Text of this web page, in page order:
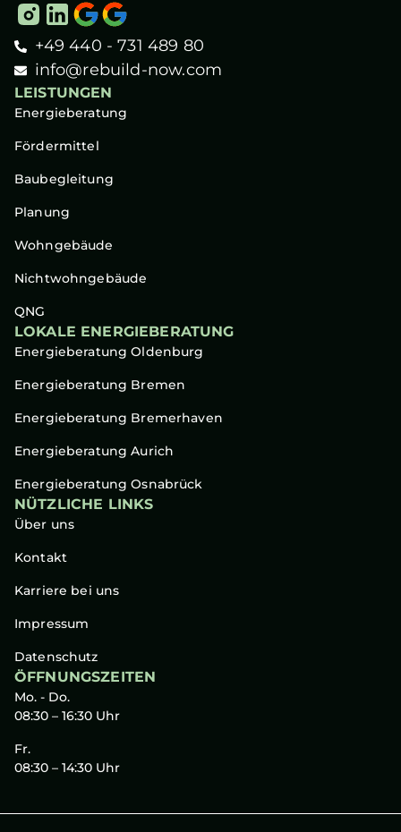
+49 440 - 731 489 80
info@rebuild-now.com
LEISTUNGEN
Energieberatung
Fördermittel
Baubegleitung
Planung
Wohngebäude
Nichtwohngebäude
QNG
LOKALE ENERGIEBERATUNG
Energieberatung Oldenburg
Energieberatung Bremen
Energieberatung Bremerhaven
Energieberatung Aurich
Energieberatung Osnabrück
NÜTZLICHE LINKS
Über uns
Kontakt
Karriere bei uns
Impressum
Datenschutz
ÖFFNUNGSZEITEN
Mo. - Do.
08:30 – 16:30 Uhr
Fr.
08:30 – 14:30 Uhr